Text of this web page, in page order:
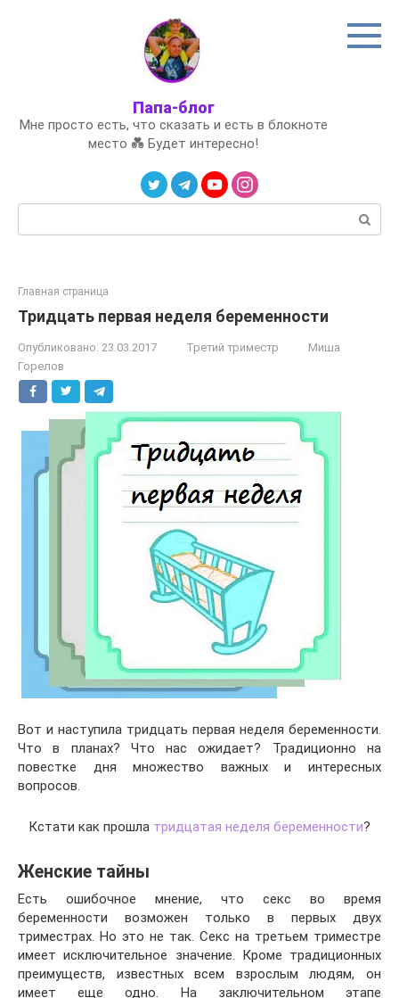
Папа-блог
Мне просто есть, что сказать и есть в блокноте
место 💑 Будет интересно!
Главная страница
Тридцать первая неделя беременности
Опубликовано: 23.03.2017 Третий триместр
Миша
Горелов
Вот и наступила тридцать первая неделя беременности.
Что в планах? Что нас ожидает? Традиционно на
повестке дня множество важных и интересных
вопросов.
Кстати как прошла тридцатая неделя беременности?
Женские тайны
Есть ошибочное мнение, что секс во время
беременности возможен только в первых двух
триместрах. Но это не так. Секс на третьем триместре
имеет исключительное значение. Кроме традиционных
преимуществ, известных всем взрослым людям, он
имеет еще одно. На заключительном этапе